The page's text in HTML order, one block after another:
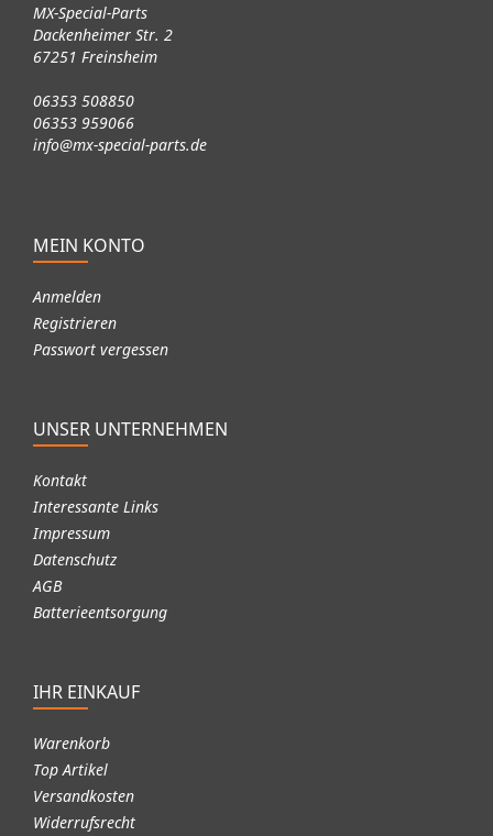
MX-Special-Parts
Dackenheimer Str. 2
67251 Freinsheim
06353 508850
06353 959066
info@mx-special-parts.de
MEIN KONTO
Anmelden
Registrieren
Passwort vergessen
UNSER UNTERNEHMEN
Kontakt
Interessante Links
Impressum
Datenschutz
AGB
Batterieentsorgung
IHR EINKAUF
Warenkorb
Top Artikel
Versandkosten
Widerrufsrecht